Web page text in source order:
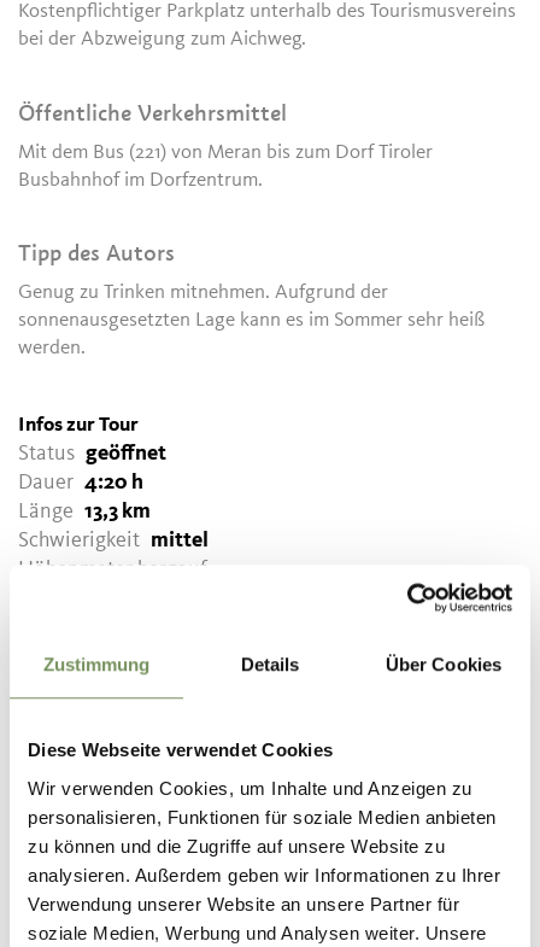
Zustimmung Details Über Cookies
Diese Webseite verwendet Cookies
Wir verwenden Cookies, um Inhalte und Anzeigen zu
personalisieren, Funktionen für soziale Medien anbieten
zu können und die Zugriffe auf unsere Website zu
analysieren. Außerdem geben wir Informationen zu Ihrer
Verwendung unserer Website an unsere Partner für
soziale Medien, Werbung und Analysen weiter. Unsere
Kostenpflichtiger Parkplatz unterhalb des Tourismusvereins
bei der Abzweigung zum Aichweg.
Öffentliche Verkehrsmittel
Mit dem Bus (221) von Meran bis zum Dorf Tiroler
Busbahnhof im Dorfzentrum.
Tipp des Autors
Genug zu Trinken mitnehmen. Aufgrund der
sonnenausgesetzten Lage kann es im Sommer sehr heiß
werden.
Infos zur Tour
Status geöffnet
Dauer 4:20 h
Länge 13,3 km
Schwierigkeit mittel
Höhenmeter bergauf
342 hm
GPX-DATEN DOWNLOADEN
Tourismusverein Dorf Tirol
Hauptstraße 31
39019 Dorf Tirol
info@dorf-tirol.it